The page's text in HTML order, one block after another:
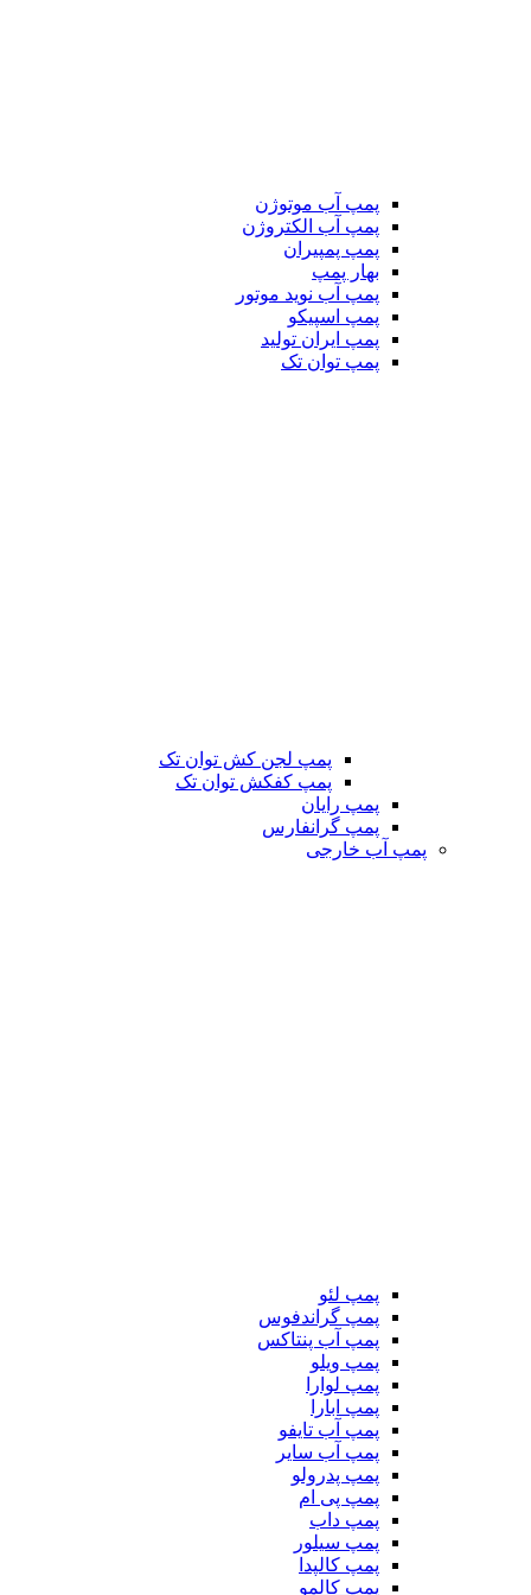
پمپ آب موتوژن
پمپ آب الکتروژن
پمپ پمپیران
بهار پمپ
پمپ آب نوید موتور
پمپ اسپیکو
پمپ ایران تولید
پمپ توان تک
پمپ لجن کش توان تک
پمپ کفکش توان تک
پمپ رایان
پمپ گرانفارس
پمپ آب خارجی
پمپ لئو
پمپ گراندفوس
پمپ آب پنتاکس
پمپ ویلو
پمپ لوارا
پمپ ابارا
پمپ آب تایفو
پمپ آب سایر
پمپ پدرولو
پمپ پی ام
پمپ داب
پمپ سیلور
پمپ کالپدا
پمپ کالمو